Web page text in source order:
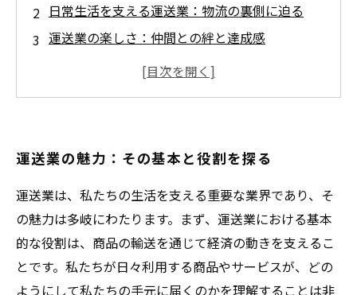
日常生活を支える運送業：物流の裏側に迫る
運送業の楽しさ：仲間との絆と達成感
新しい挑戦と成長：運送業でのキャリアを考え
を紹介
運送業の未来を探る：期待する変化と可能性
運送業の魅力：その基本と役割を探る
運送業は、私たちの生活を支える重要な業界であり、そ
の魅力は多岐にわたります。まず、運送業における基本
的な役割は、商品の輸送を通じて経済の動きを支えるこ
とです。私たちが日々利用する商品やサービスが、どの
ようにして私たちの手元に届くのかを理解することは非